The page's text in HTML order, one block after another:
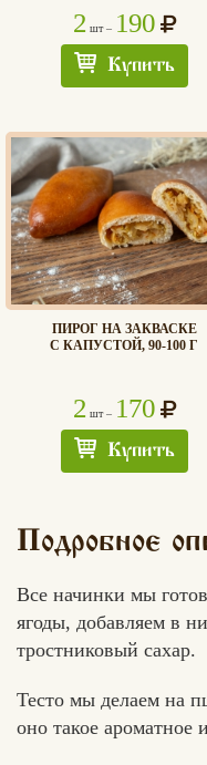
Хлеб
2 шт – 190
Купить
ПИРОГ НА ЗАКВАСКЕ
С КАПУСТОЙ, 90-100 Г
2 шт – 170
Купить
Подробное
Все начинки мы
ягоды, добавляем в
тростниковый сахар.
Тесто мы делаем на
оно такое ароматное